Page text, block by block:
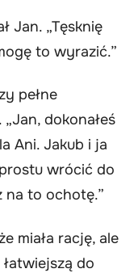
Jan. „Tęsknię
to wyrazić.”
pełne
dokonałeś
Ani. Jakub i ja
wrócić do
na to ochotę.”
miała rację, ale
do